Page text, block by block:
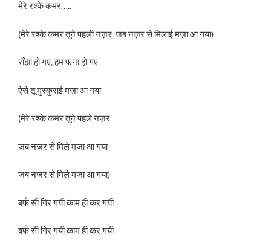
मेरे रश्के कमर…..
(मेरे रश्के कमर तूने पहली नज़र, जब नज़र से मिलाई मज़ा आ गया)
राँझा हो गए, हम फना हो गए
ऐसे तू मुस्कुराई मज़ा आ गया
(मेरे रश्के कमर तूने पहले नज़र
जब नज़र से मिले मज़ा आ गया
जब नज़र से मिले मज़ा आ गया)
बर्फ सी गिर गयी काम ही कर गयी
बर्फ सी गिर गयी काम ही कर गयी